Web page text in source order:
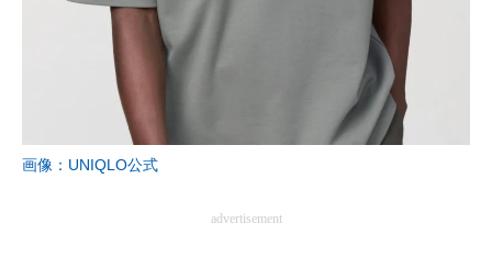
画像：UNIQLO公式
advertisement